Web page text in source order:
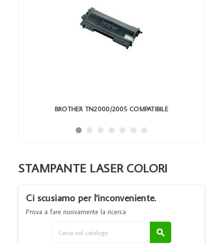
BROTHER TN2000/2005 COMPATIBILE
STAMPANTE LASER COLORI
Ci scusiamo per l'inconveniente.
Prova a fare nuovamente la ricerca
